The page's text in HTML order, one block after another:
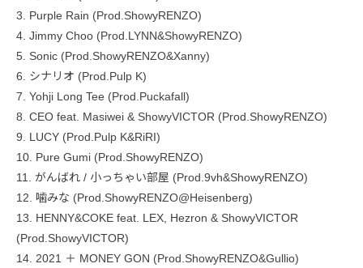
3. Purple Rain (Prod.ShowyRENZO)
4. Jimmy Choo (Prod.LYNN&ShowyRENZO)
5. Sonic (Prod.ShowyRENZO&Xanny)
6. シナリオ (Prod.Pulp K)
7. Yohji Long Tee (Prod.Puckafall)
8. CEO feat. Masiwei & ShowyVICTOR (Prod.ShowyRENZO)
9. LUCY (Prod.Pulp K&RiRI)
10. Pure Gumi (Prod.ShowyRENZO)
11. がんばれ / 小っちゃい部屋 (Prod.9vh&ShowyRENZO)
12. 噛みな (Prod.ShowyRENZO@Heisenberg)
13. HENNY&COKE feat. LEX, Hezron & ShowyVICTOR
(Prod.ShowyVICTOR)
14. 2021 ＋ MONEY GON (Prod.ShowyRENZO&Gullio)